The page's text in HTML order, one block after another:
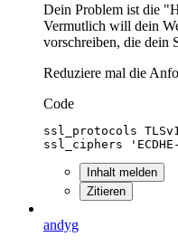
Dein Problem ist die
Vermutlich will dein
vorschreiben, die dein
Reduziere mal die
Code
ssl_ciphers 'ECDHE-
Inhalt melden
Zitieren
andyg